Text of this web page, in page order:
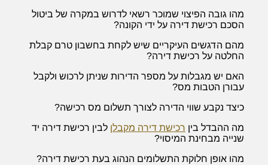
מהו גובה הפיצוי שמוכר רשאי לדרוש במקרה של ביטול
הסכם רכישת דירה על ידי הקונה?
מהם הדגשים העיקריים שיש לקחת בחשבון טרם קבלת
החלטה על רכישת דירה?
האם יש מגבלות על מספר הדירות שניתן לרכוש ולקבל
עבורן הטבות מס?
כיצד נקבע שווי הדירה לצורך תשלום מס רכישה?
מה ההבדל בין רכישת דירה מקבלן לבין רכישת דירה יד
שנייה מבחינת המיסוי?
מהו אופן חלוקת התשלומים הנהוג בעת רכישת דירה?